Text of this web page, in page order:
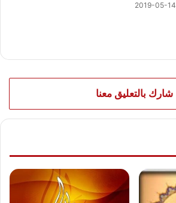
2019-05-14
شارك بالتعليق معنا